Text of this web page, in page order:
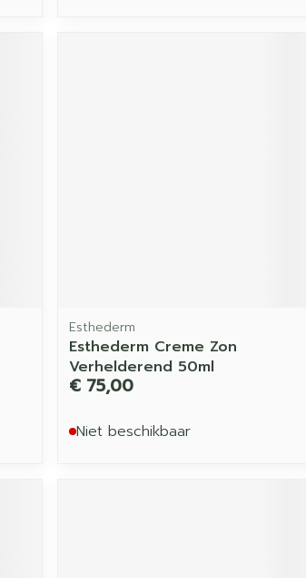
Esthederm
Esthederm Creme Zon
Verhelderend 50ml
€ 75,00
Niet beschikbaar